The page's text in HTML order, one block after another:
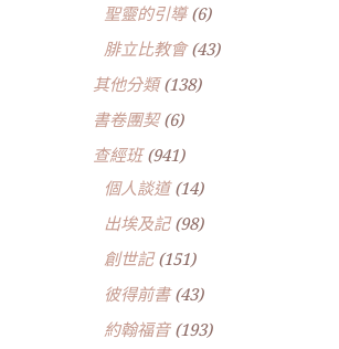
聖靈的引導(6)
腓立比教會(43)
其他分類(138)
書卷團契(6)
查經班(941)
個人談道(14)
出埃及記(98)
創世記(151)
彼得前書(43)
約翰福音(193)